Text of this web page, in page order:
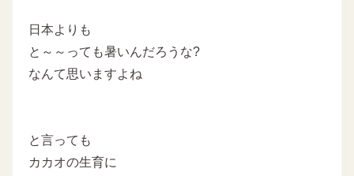
日本よりも
と～～っても暑いんだろうな?
なんて思いますよね
と言っても
カカオの生育に